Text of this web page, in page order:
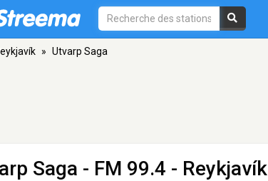
» Utvarp Saga
Saga - FM 99.4 - Reykjavík